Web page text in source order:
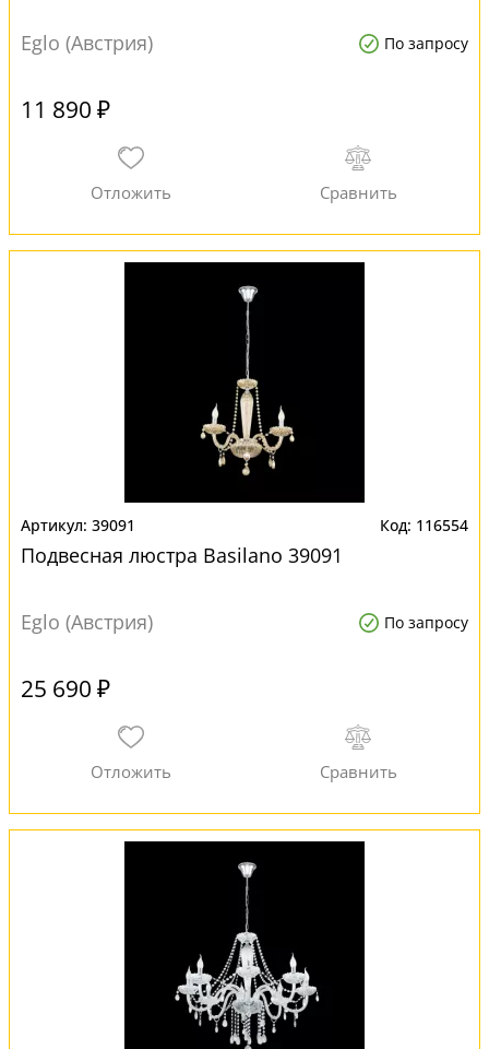
Eglo (Австрия) По запросу
11 890 ₽
39091 116554
Подвесная люстра Basilano 39091
Eglo (Австрия) По запросу
25 690 ₽